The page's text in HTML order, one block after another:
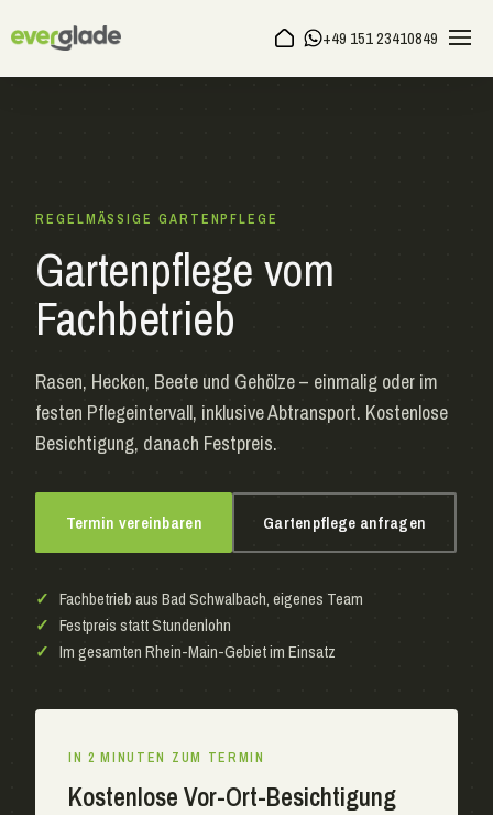
+49 151 23410849
REGELMÄSSIGE GARTENPFLEGE
Gartenpflege vom
Fachbetrieb
Rasen, Hecken, Beete und Gehölze – einmalig oder im
festen Pflegeintervall, inklusive Abtransport. Kostenlose
Besichtigung, danach Festpreis.
Termin vereinbaren Gartenpflege anfragen
✓ Fachbetrieb aus Bad Schwalbach, eigenes Team
✓ Festpreis statt Stundenlohn
✓ Im gesamten Rhein-Main-Gebiet im Einsatz
IN 2 MINUTEN ZUM TERMIN
Kostenlose Vor-Ort-Besichtigung